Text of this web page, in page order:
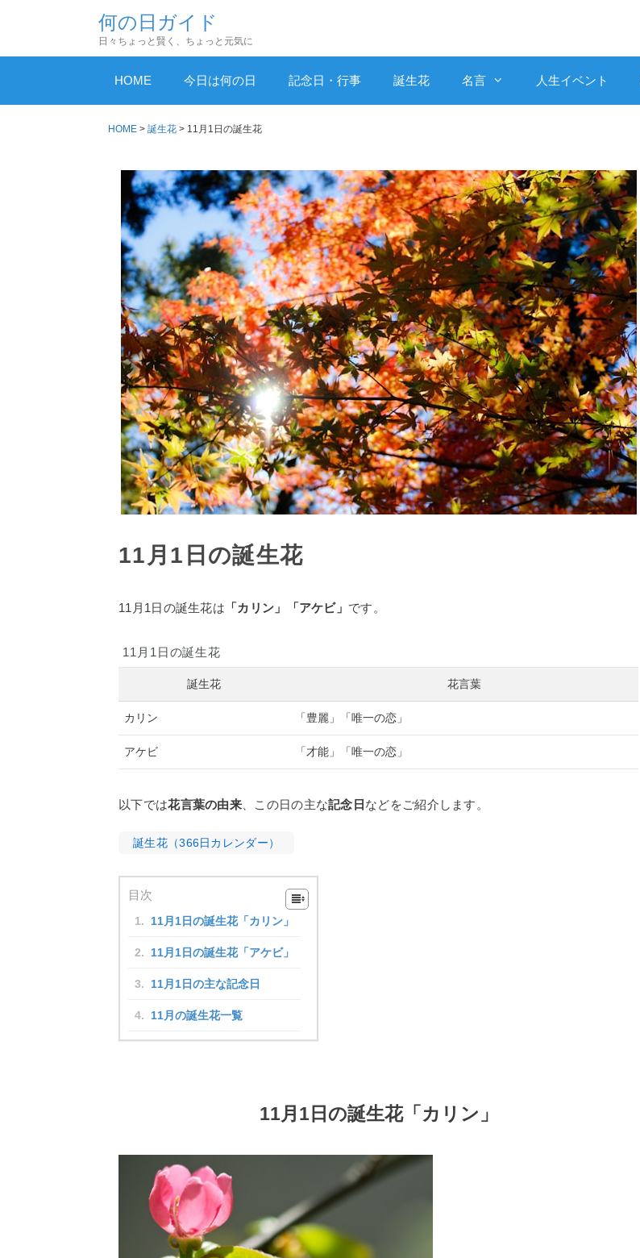
テ
何の日ガイド
日々ちょっと賢く、ちょっと元気に
HOME 今日は何の日 記念日・行事 誕生花 名言 人生イベント
HOME > 誕生花 > 11月1日の誕生花
11月1日の誕生花
11月1日の誕生花は 「カリン」「アケビ」 です。
11月1日の誕生花
誕生花 花言葉
カリン 「豊麗」「唯一の恋」
アケビ 「才能」「唯一の恋」
以下では花言葉の由来 、この日の主な記念日 などをご紹介します。
誕生花（366日カレンダー）
目次
11月1日の誕生花「カリン」
11月1日の誕生花「アケビ」
11月1日の主な記念日
11月の誕生花一覧
11月1日の誕生花「カリン」